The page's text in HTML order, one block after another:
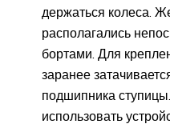
держаться колеса.
располагались
бортами. Для
заранее
подшипника
использовать